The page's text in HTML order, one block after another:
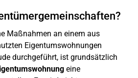
Maßnahmen an einem aus
Eigentumswohnungen
durchgeführt, ist grundsätzlich
eine